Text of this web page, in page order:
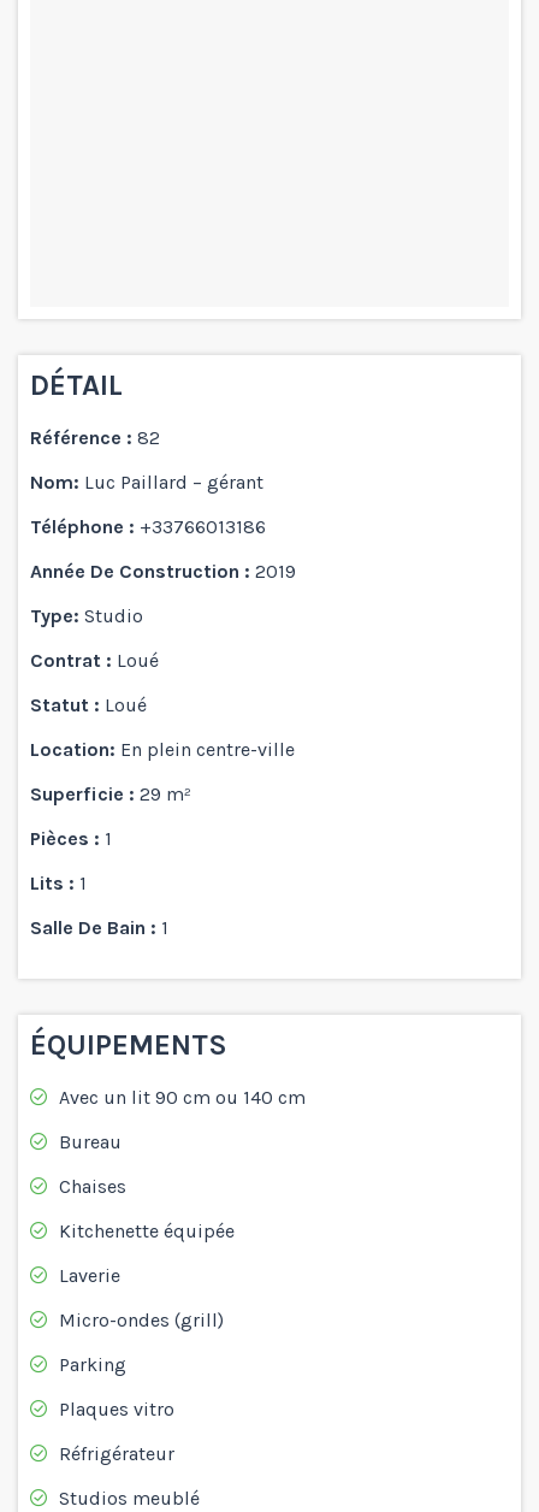
DÉTAIL
Référence : 82
Nom: Luc Paillard – gérant
Téléphone : +33766013186
Année De Construction : 2019
Type: Studio
Contrat : Loué
Statut : Loué
Location: En plein centre-ville
Superficie :
29 m²
Pièces : 1
Lits : 1
Salle De Bain : 1
ÉQUIPEMENTS
Avec un lit 90 cm ou 140 cm
Bureau
Chaises
Kitchenette équipée
Laverie
Micro-ondes (grill)
Parking
Plaques vitro
Réfrigérateur
Studios meublé